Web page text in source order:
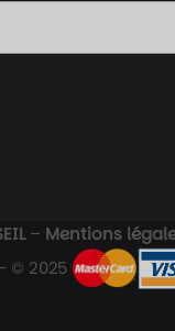
– Mentions
© 2025